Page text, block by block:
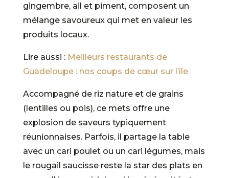
gingembre, ail et piment, composent un
mélange savoureux qui met en valeur les
produits locaux.
Lire aussi : Meilleurs restaurants de
Guadeloupe : nos coups de cœur sur l’île
Accompagné de riz nature et de grains
(lentilles ou pois), ce mets offre une
explosion de saveurs typiquement
réunionnaises. Parfois, il partage la table
avec un cari poulet ou un cari légumes, mais
le rougail saucisse reste la star des plats en